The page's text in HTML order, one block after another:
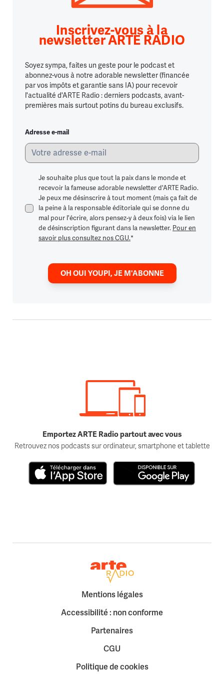
Inscrivez-vous à la
newsletter ARTE RADIO
Soyez sympa, faites un geste pour le podcast et
abonnez-vous à notre adorable newsletter (financée
par vos impôts et garantie sans IA) pour recevoir
l'actualité d'ARTE Radio : derniers podcasts, avant-
premières mais surtout potins du bureau exclusifs.
Adresse e-mail
Je souhaite plus que tout la paix dans le monde et
recevoir la fameuse adorable newsletter d'ARTE Radio.
Je peux me désinscrire à tout moment (mais ça fait de
la peine à la responsable éditoriale qui se donne du
mal pour l'écrire, alors pensez-y à deux fois) via le lien
de désinscription figurant dans la newsletter. Pour en
savoir plus consultez nos CGU.*
OH OUI YOUPI, JE M'ABONNE
Emportez ARTE Radio partout avec vous
Retrouvez nos podcasts sur ordinateur, smartphone et tablette
Retour à la page d'accueil
Mentions légales
Accessibilité : non conforme
Partenaires
CGU
Politique de cookies